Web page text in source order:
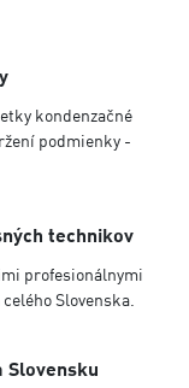
kondenzačné
podmienky -
technikov
profesionálnymi
Slovenska.
Slovensku